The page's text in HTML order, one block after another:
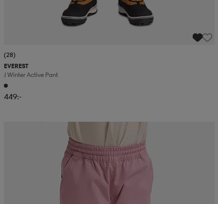
(28)
EVEREST
J Winter Active Pant
449:-